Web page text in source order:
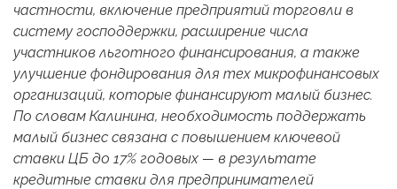
частности, включение предприятий торговли в
систему господдержки, расширение числа
участников льготного финансирования, а также
улучшение фондирования для тех микрофинансовых
организаций, которые финансируют малый бизнес.
По словам Калинина, необходимость поддержать
малый бизнес связана с повышением ключевой
ставки ЦБ до 17% годовых — в результате
кредитные ставки для предпринимателей